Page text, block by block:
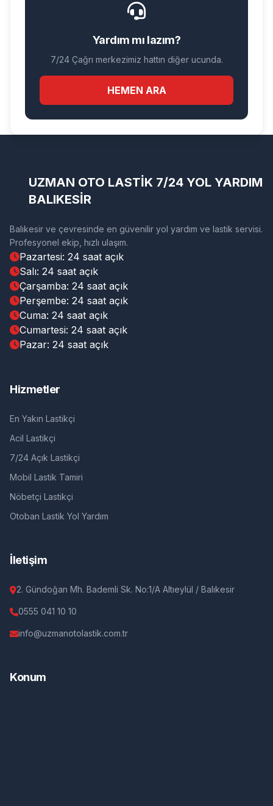
Yardım mı lazım?
7/24 Çağrı merkezimiz hattın diğer ucunda.
HEMEN ARA
UZMAN OTO LASTİK 7/24 YOL YARDIM
BALIKESİR
Balıkesir ve çevresinde en güvenilir yol yardım ve lastik servisi.
Profesyonel ekip, hızlı ulaşım.
Pazartesi: 24 saat açık
Salı: 24 saat açık
Çarşamba: 24 saat açık
Perşembe: 24 saat açık
Cuma: 24 saat açık
Cumartesi: 24 saat açık
Pazar: 24 saat açık
Hizmetler
En Yakın Lastikçi
Acil Lastikçi
7/24 Açık Lastikçi
Mobil Lastik Tamiri
Nöbetçi Lastikçi
Otoban Lastik Yol Yardım
İletişim
2. Gündoğan Mh. Bademli Sk. No:1/A Altıeylül / Balıkesir
0555 041 10 10
info@uzmanotolastik.com.tr
Konum